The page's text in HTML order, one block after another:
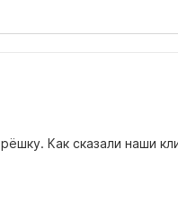
Как сказали наши